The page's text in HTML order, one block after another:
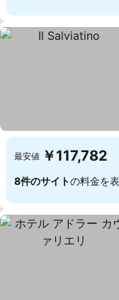
最安値 ￥117,782
8件のサイトの料金を